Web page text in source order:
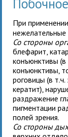
При
нежелательные
Со стороны
блефарит,
конъюнктивы (в
конъюнктивы,
роговицы (в
кератит),
раздражение
пигментации
полей зрения.
Со стороны